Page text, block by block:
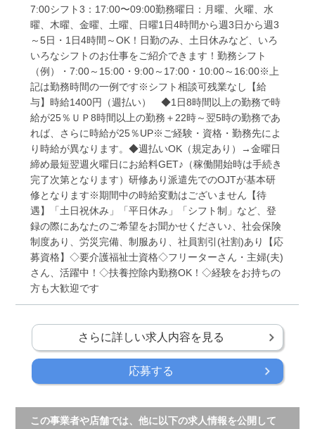
7:00シフト3：17:00〜09:00勤務曜日：月曜、火曜、水
曜、木曜、金曜、土曜、日曜1日4時間から週3日から週3
～5日・1日4時間～OK！日勤のみ、土日休みなど、いろ
いろなシフトのお仕事をご紹介できます！勤務シフト
（例）・7:00～15:00・9:00～17:00・10:00～16:00※上
記は勤務時間の一例です※シフト相談可残業なし【給
与】時給1400円（週払い） ◆1日8時間以上の勤務で時
給が25％ＵＰ8時間以上の勤務＋22時～翌5時の勤務であ
れば、さらに時給が25％UP※ご経験・資格・勤務先によ
り時給が異なります。◆週払いOK（規定あり）→金曜日
締め最短翌週火曜日にお給料GET♪（稼働開始時は手続き
完了次第となります）研修あり派遣先でのOJTが基本研
修となります※期間中の時給変動はございません【待
遇】「土日祝休み」「平日休み」「シフト制」など、登
録の際にあなたのご希望をお聞かせください♪、社会保険
制度あり、労災完備、制服あり、社員割引(社割)あり【応
募資格】◇要介護福祉士資格◇フリーターさん・主婦(夫)
さん、活躍中！◇扶養控除内勤務OK！◇経験をお持ちの
方も大歓迎です
さらに詳しい求人内容を見る
応募する
この事業者や店舗では、他に以下の求人情報を公開して